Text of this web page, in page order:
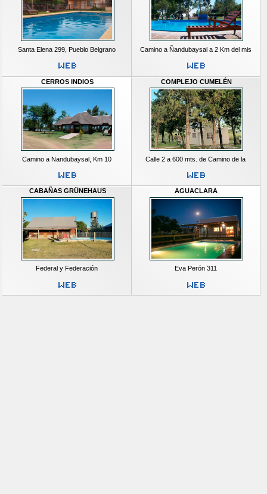
Santa Elena 299, Pueblo Belgrano Camino a Ñandubaysal a 2 Km del mis
CERROS INDIOS
Camino a Nandubaysal, Km 10
COMPLEJO CUMELÉN
Calle 2 a 600 mts. de Camino de la
CABAÑAS GRÜNEHAUS
Federal y Federación
AGUACLARA
Eva Perón 311